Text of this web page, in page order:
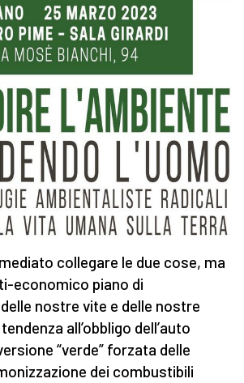
collegare le due cose, ma
economico piano di
nostre vite e delle nostre
all’obbligo dell’auto
“verde” forzata delle
dei combustibili